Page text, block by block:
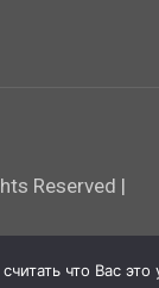
Reserved |
что Вас это